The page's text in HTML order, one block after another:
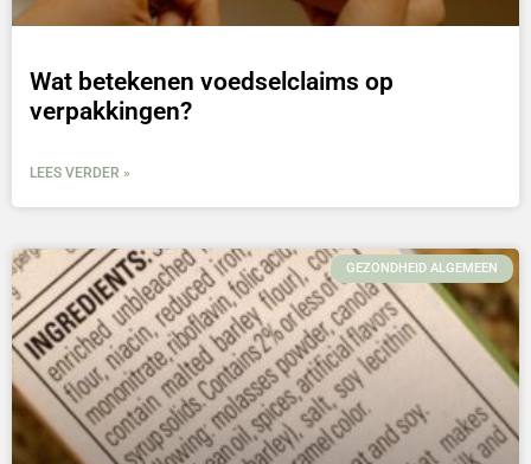
Wat betekenen voedselclaims op
verpakkingen?
LEES VERDER »
GEZONDHEID ALGEMEEN